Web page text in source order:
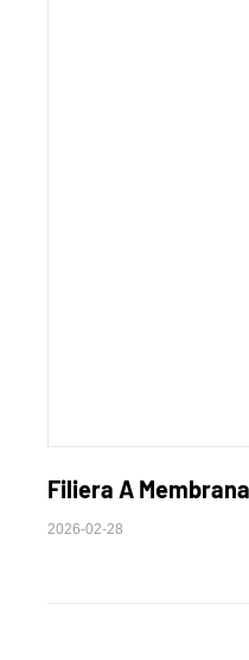
Filiera A
2026-02-28